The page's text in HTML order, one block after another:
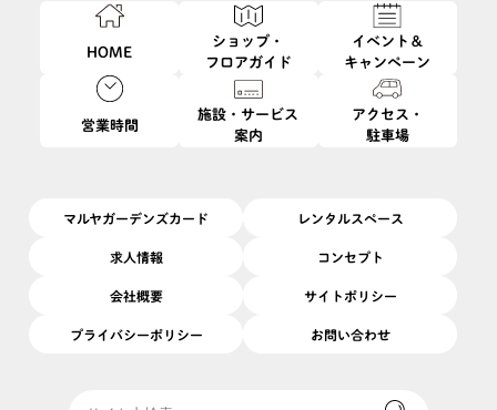
HOME
ショップ・
フロアガイド
イベント＆
キャンペーン
営業時間
施設・サービス
案内
アクセス・
駐車場
マルヤガーデンズカード レンタルスペース
求人情報 コンセプト
会社概要 サイトポリシー
プライバシーポリシー お問い合わせ
このイベントは終了しました
いつもの週末にヨガをプラス
ベーシックヨガに、体幹ワークを取り入れた90分クラスです。